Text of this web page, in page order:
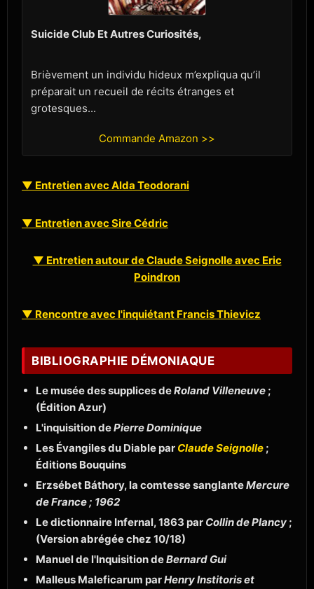
Suicide Club Et Autres Curiosités,
Brièvement un individu hideux m’expliqua qu’il
préparait un recueil de récits étranges et
grotesques...
Commande Amazon >>
▼ Entretien avec Alda Teodorani
▼ Entretien avec Sire Cédric
▼ Entretien autour de Claude Seignolle avec Eric
Poindron
▼ Rencontre avec l'inquiétant Francis Thievicz
BIBLIOGRAPHIE DÉMONIAQUE
Le musée des supplices deRoland Villeneuve ;
(Édition Azur)
L'inquisition dePierre Dominique
Les Évangiles du Diable par Claude Seignolle ;
Éditions Bouquins
Erzsébet Báthory, la comtesse sanglanteMercure
de France ; 1962
Le dictionnaire Infernal, 1863 par Collin de Plancy ;
(Version abrégée chez 10/18)
Manuel de l'Inquisition deBernard Gui
Malleus Maleficarum parHenry Institoris et